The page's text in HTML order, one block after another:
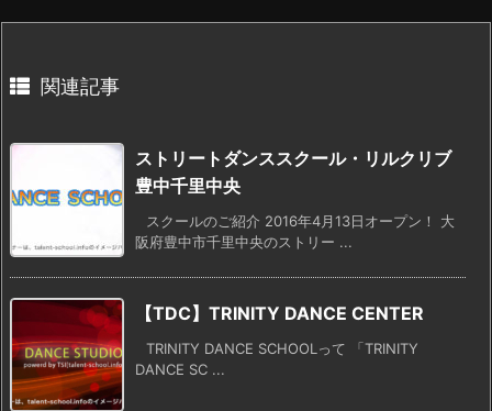
関連記事
ストリートダンススクール・リルクリブ
豊中千里中央
スクールのご紹介 2016年4月13日オープン！ 大
阪府豊中市千里中央のストリー ...
【TDC】TRINITY DANCE CENTER
TRINITY DANCE SCHOOLって 「TRINITY
DANCE SC ...